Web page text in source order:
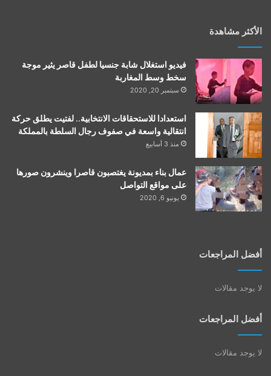
الأكثر مشاهدة
فيديو استغلال شابة جنسيا لطفل قاصر يثير موجة
سخط وسط المغاربة
سبتمبر 20, 2020
استعدادا للاستحقاقات الانتخابية.. لفتيت يطلق حركة
انتقالية واسعة في صفوف رجال السلطة بالمملكة
منذ 3 أسابيع
عمال بناء بمديونة يغتصبون قاصرا وينشرون صورها
على مواقع التواصل
يونيو 6, 2020
أفضل المراجعات
لا يوجد مقالات
أفضل المراجعات
لا يوجد مقالات